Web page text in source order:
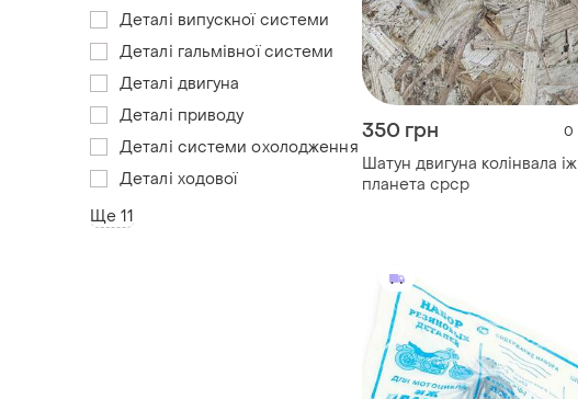
350 грн 0
Шатун двигуна колінвала іж
планета срср
Деталі випускної системи
Деталі гальмівної системи
Деталі двигуна
Деталі приводу
Деталі системи охолодження
Деталі ходової
Ще 11